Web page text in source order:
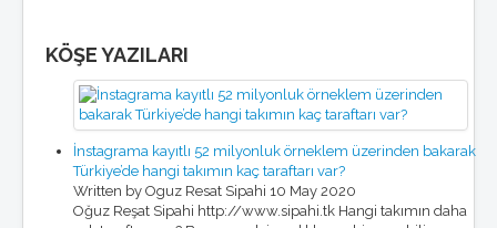
KÖŞE YAZILARI
İnstagrama kayıtlı 52 milyonluk örneklem üzerinden bakarak
Türkiye’de hangi takımın kaç taraftarı var?
Written by Oguz Resat Sipahi 10 May 2020
Oğuz Reşat Sipahi http://www.sipahi.tk Hangi takımın daha